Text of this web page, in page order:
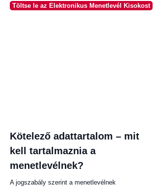
Töltse le az Elektronikus Menetlevél Kisokost
Kötelező adattartalom – mit
kell tartalmaznia a
menetlevélnek?
A jogszabály szerint a menetlevélnek